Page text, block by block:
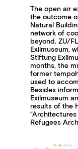
The open air
the outcome
Natural
network of
beyond. ZU/
Exilmuseum,
Stiftung
months, the
former
used to
Besides
Exilmuseum
results of the
Refugees